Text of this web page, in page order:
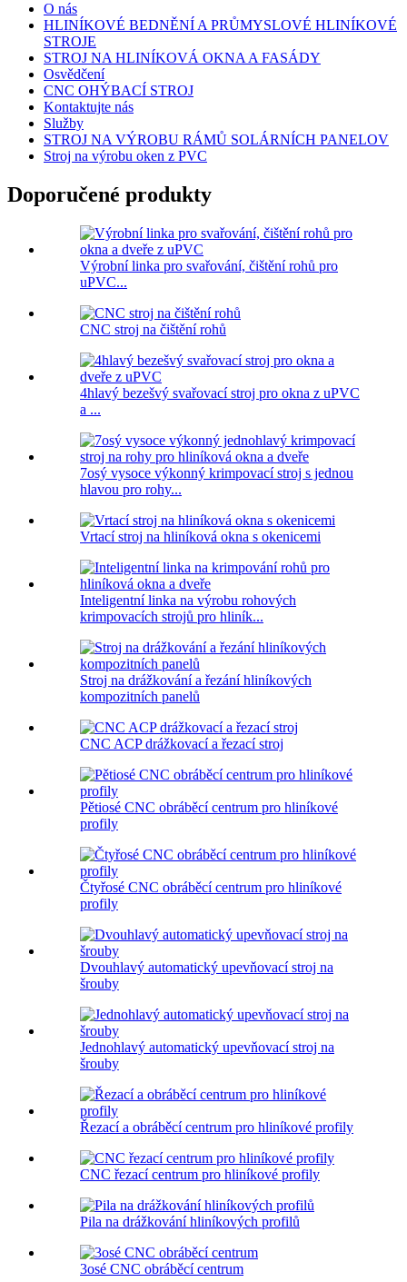
O nás
HLINÍKOVÉ BEDNĚNÍ A PRŮMYSLOVÉ HLINÍKOVÉ
STROJE
STROJ NA HLINÍKOVÁ OKNA A FASÁDY
Osvědčení
CNC OHÝBACÍ STROJ
Kontaktujte nás
Služby
STROJ NA VÝROBU RÁMŮ SOLÁRNÍCH PANELOV
Stroj na výrobu oken z PVC
Doporučené produkty
Výrobní linka pro svařování, čištění rohů pro
uPVC...
CNC stroj na čištění rohů
4hlavý bezešvý svařovací stroj pro okna z uPVC
a ...
7osý vysoce výkonný krimpovací stroj s jednou
hlavou pro rohy...
Vrtací stroj na hliníková okna s okenicemi
Inteligentní linka na výrobu rohových
krimpovacích strojů pro hliník...
Stroj na drážkování a řezání hliníkových
kompozitních panelů
CNC ACP drážkovací a řezací stroj
Pětiosé CNC obráběcí centrum pro hliníkové
profily
Čtyřosé CNC obráběcí centrum pro hliníkové
profily
Dvouhlavý automatický upevňovací stroj na
šrouby
Jednohlavý automatický upevňovací stroj na
šrouby
Řezací a obráběcí centrum pro hliníkové profily
CNC řezací centrum pro hliníkové profily
Pila na drážkování hliníkových profilů
3osé CNC obráběcí centrum